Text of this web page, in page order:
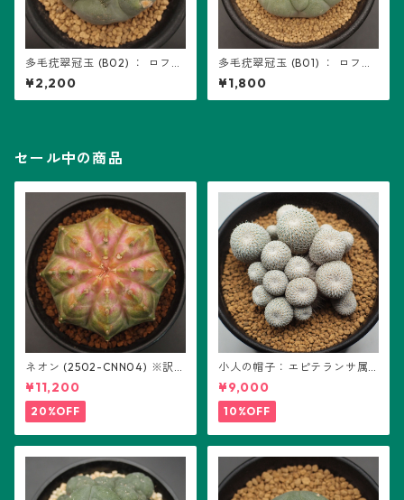
多毛疣翠冠玉 (B02) ： ロフォ
フォラ属 ※カキ仔
¥2,200
多毛疣翠冠玉 (B01) ： ロフォ
フォラ属 ※カキ仔
¥1,800
セール中の商品
ネオン (2502-CNN04) ※訳あ
り：ギムノカリキウム属 ※実
生
¥11,200
20%OFF
小人の帽子：エピテランサ属
(B01)
¥9,000
10%OFF